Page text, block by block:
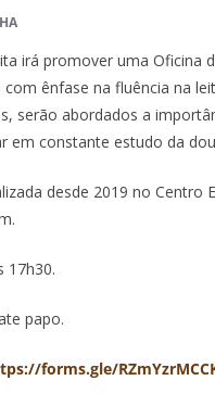
irá promover uma Oficina
ênfase na fluência na
serão abordados a
em constante estudo da
desde 2019 no
17h30.
papo.
forms.gle/